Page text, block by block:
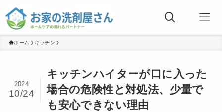
ホーム キッチン
キッチンハイターが口に入った
場合の危険性と対処法、少量で
も安心できない理由
2024
10/24